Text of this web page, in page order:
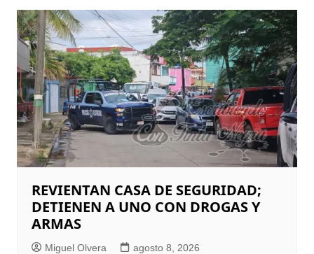
REVIENTAN CASA DE SEGURIDAD;
DETIENEN A UNO CON DROGAS Y
ARMAS
Miguel Olvera agosto 8, 2026